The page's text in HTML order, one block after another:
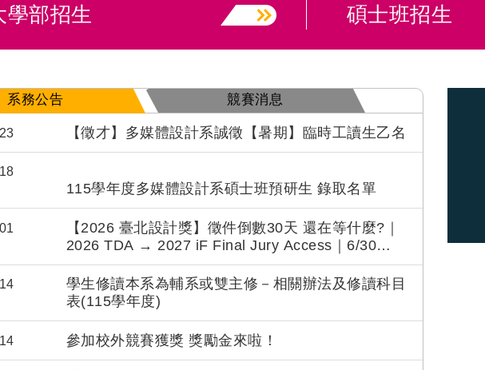
學部招生 碩士班招生
系務公告 競賽消息
【徵才】多媒體設計系誠徵【暑期】臨時工讀生乙名
115學年度多媒體設計系碩士班預研生 錄取名單
【2026 臺北設計獎】徵件倒數30天 還在等什麼?｜
2026 TDA → 2027 iF Final Jury Access｜6/30
Deadline連結
學生修讀本系為輔系或雙主修－相關辦法及修讀科目
表(115學年度)
參加校外競賽獲獎 獎勵金來啦！